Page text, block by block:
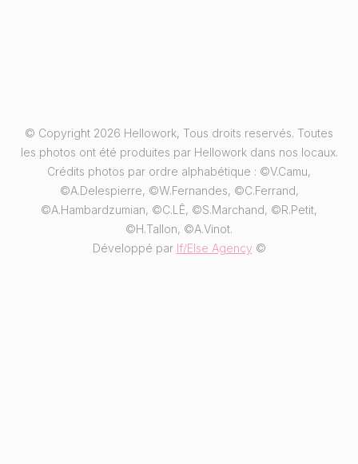
© Copyright 2026 Hellowork, Tous droits reservés. Toutes
les photos ont été produites par Hellowork dans nos locaux.
Crédits photos par ordre alphabétique : ©V.Camu,
©A.Delespierre, ©W.Fernandes, ©C.Ferrand,
©A.Hambardzumian, ©C.LÊ, ©S.Marchand, ©R.Petit,
©H.Tallon, ©A.Vinot.
Développé par If/Else Agency ©